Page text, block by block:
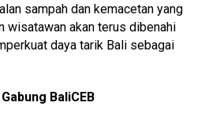
sampah dan kemacetan yang
wisatawan akan terus dibenahi
daya tarik Bali sebagai
BaliCEB